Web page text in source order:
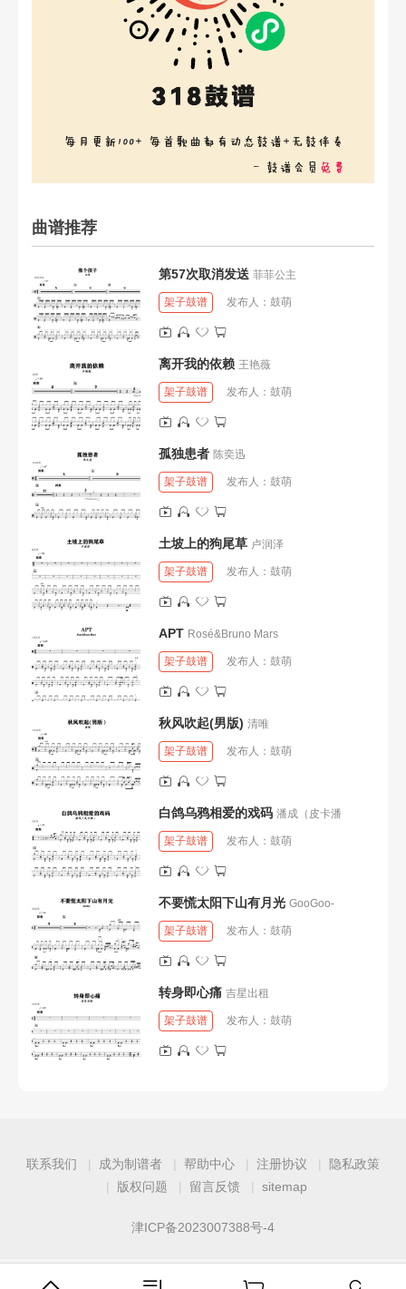
曲谱推荐
第57次取消发送 菲菲公主
架子鼓谱 发布人： 鼓萌
离开我的依赖 王艳薇
架子鼓谱 发布人： 鼓萌
孤独患者 陈奕迅
架子鼓谱 发布人： 鼓萌
土坡上的狗尾草 卢润泽
架子鼓谱 发布人： 鼓萌
APT Rosé&Bruno Mars
架子鼓谱 发布人： 鼓萌
秋风吹起(男版) 清唯
架子鼓谱 发布人： 鼓萌
白鸽乌鸦相爱的戏码 潘成（皮卡潘
架子鼓谱 发布人： 鼓萌
不要慌太阳下山有月光 GooGoo-
架子鼓谱 发布人： 鼓萌
转身即心痛 吉星出租
架子鼓谱 发布人： 鼓萌
联系我们 成为制谱者 帮助中心 注册协议
隐私政策
版权问题
留言反馈 sitemap
津ICP备2023007388号-4